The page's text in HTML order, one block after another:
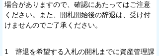
場合がありますので、確認にあたってはご注意
ください。また、開札開始後の辞退は、受け付
けませんのでご了承ください。
1 辞退を希望する入札の開札までに資産管理課